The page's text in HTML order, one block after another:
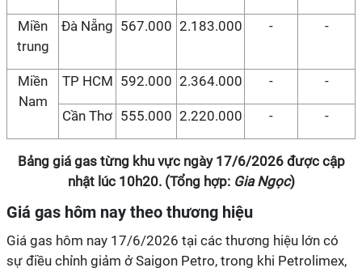
Miền
trung
Đà Nẵng 567.000 2.183.000 - -
Miền
Nam
TP HCM 592.000 2.364.000 - -
Cần Thơ 555.000 2.220.000 - -
Bảng giá gas từng khu vực ngày 17/6/2026 được cập
nhật lúc 10h20. (Tổng hợp: Gia Ngọc)
Giá gas hôm nay theo thương hiệu
Giá gas hôm nay 17/6/2026 tại các thương hiệu lớn có
sự điều chỉnh giảm ở Saigon Petro, trong khi Petrolimex,